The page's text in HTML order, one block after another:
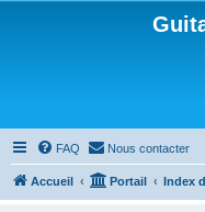
FAQ Nous contacter
Accueil Portail Index